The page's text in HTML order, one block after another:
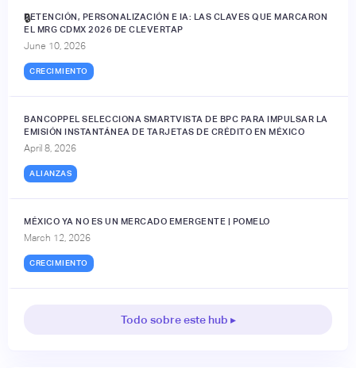
RETENCIÓN, PERSONALIZACIÓN E IA: LAS CLAVES QUE MARCARON
EL MRG CDMX 2026 DE CLEVERTAP
June 10, 2026
CRECIMIENTO
🔒
BANCOPPEL SELECCIONA SMARTVISTA DE BPC PARA IMPULSAR LA
EMISIÓN INSTANTÁNEA DE TARJETAS DE CRÉDITO EN MÉXICO
April 8, 2026
ALIANZAS
MÉXICO YA NO ES UN MERCADO EMERGENTE | POMELO
March 12, 2026
CRECIMIENTO
Todo sobre este hub ▸